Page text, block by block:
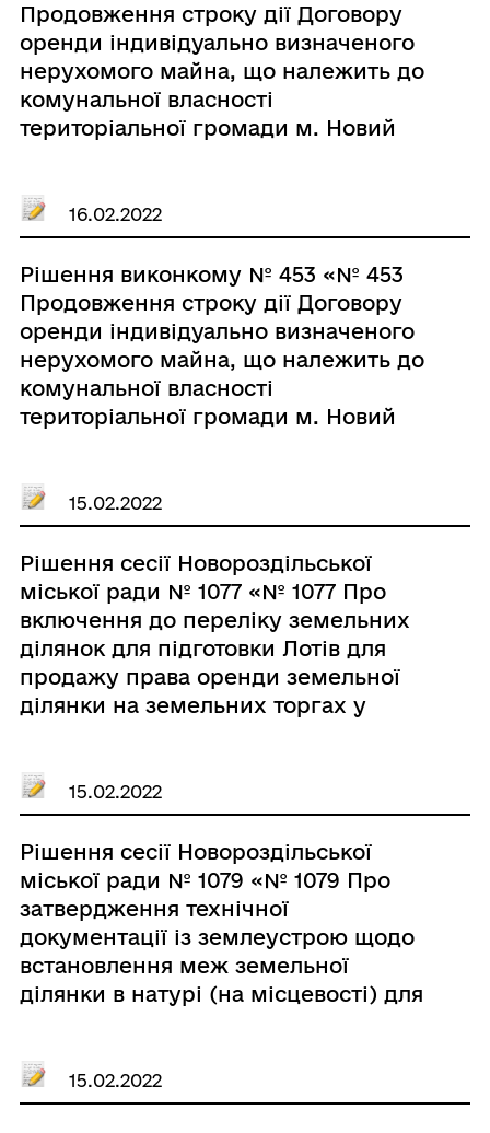
Продовження строку дії Договору
оренди індивідуально визначеного
нерухомого майна, що належить до
комунальної власності
територіальної громади м. Новий
16.02.2022
Рішення виконкому № 453 «№ 453
Продовження строку дії Договору
оренди індивідуально визначеного
нерухомого майна, що належить до
комунальної власності
територіальної громади м. Новий
15.02.2022
Рішення сесії Новороздільської
міської ради № 1077 «№ 1077 Про
включення до переліку земельних
ділянок для підготовки Лотів для
продажу права оренди земельної
ділянки на земельних торгах у
відповідної документації»
15.02.2022
Рішення сесії Новороздільської
міської ради № 1079 «№ 1079 Про
затвердження технічної
документації із землеустрою щодо
встановлення меж земельної
ділянки в натурі (на місцевості) для
м. Новий Розділ Лютому Мирону
Михайловичу»
15.02.2022